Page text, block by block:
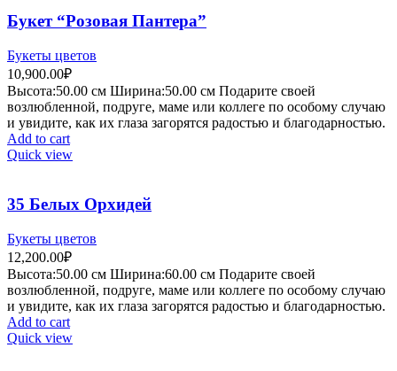
Букет “Розовая Пантера”
Букеты цветов
10,900.00₽
Высота:50.00 см Ширина:50.00 см Подарите своей
возлюбленной, подруге, маме или коллеге по особому случаю
и увидите, как их глаза загорятся радостью и благодарностью.
Add to cart
Quick view
35 Белых Орхидей
Букеты цветов
12,200.00₽
Высота:50.00 см Ширина:60.00 см Подарите своей
возлюбленной, подруге, маме или коллеге по особому случаю
и увидите, как их глаза загорятся радостью и благодарностью.
Add to cart
Quick view